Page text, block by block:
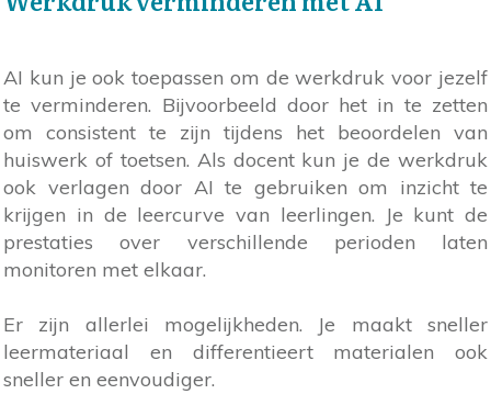
AI kun je ook toepassen om de werkdruk voor jezelf
te verminderen. Bijvoorbeeld door het in te zetten
om consistent te zijn tijdens het beoordelen van
huiswerk of toetsen. Als docent kun je de werkdruk
ook verlagen door AI te gebruiken om inzicht te
krijgen in de leercurve van leerlingen. Je kunt de
prestaties over verschillende perioden laten
monitoren met elkaar.
Er zijn allerlei mogelijkheden. Je maakt sneller
leermateriaal en differentieert materialen ook
sneller en eenvoudiger.